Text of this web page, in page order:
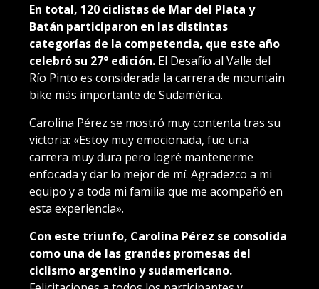
En total, 120 ciclistas de Mar del Plata y
Batán participaron en las distintas
categorías de la competencia, que este año
celebró su 27° edición. El Desafío al Valle del
Río Pinto es considerada la carrera de mountain
bike más importante de Sudamérica.
Carolina Pérez se mostró muy contenta tras su
victoria: «Estoy muy emocionada, fue una
carrera muy dura pero logré mantenerme
enfocada y dar lo mejor de mí. Agradezco a mi
equipo y a toda mi familia que me acompañó en
esta experiencia».
Con este triunfo, Carolina Pérez se consolida
como una de las grandes promesas del
ciclismo argentino y sudamericano.